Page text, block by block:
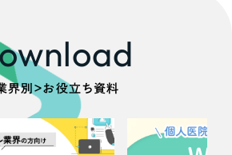
界別＞お役立ち資料